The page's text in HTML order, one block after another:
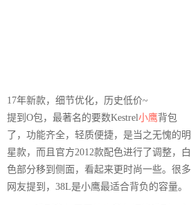
17年新款，细节优化，历史低价~
提到O包，最著名的要数Kestrel小鹰背包
了，功能齐全，轻质便捷，是当之无愧的明
星款，而且官方2012款配色进行了调整，白
色部分移到侧面，看起来更时尚一些。很多
网友提到，38L是小鹰最适合背负的容量。